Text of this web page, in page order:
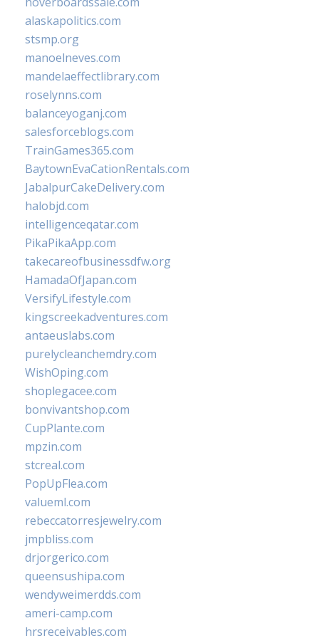
alaskapolitics.com
stsmp.org
manoelneves.com
mandelaeffectlibrary.com
roselynns.com
balanceyoganj.com
salesforceblogs.com
TrainGames365.com
BaytownEvaCationRentals.com
JabalpurCakeDelivery.com
halobjd.com
intelligenceqatar.com
PikaPikaApp.com
takecareofbusinessdfw.org
HamadaOfJapan.com
VersifyLifestyle.com
kingscreekadventures.com
antaeuslabs.com
purelycleanchemdry.com
WishOping.com
shoplegacee.com
bonvivantshop.com
CupPlante.com
mpzin.com
stcreal.com
PopUpFlea.com
valueml.com
rebeccatorresjewelry.com
jmpbliss.com
drjorgerico.com
queensushipa.com
wendyweimerdds.com
ameri-camp.com
hrsreceivables.com